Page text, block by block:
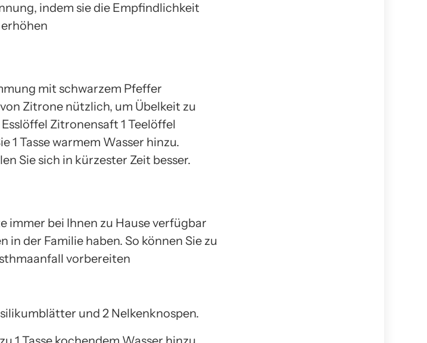
indem sie die Empfindlichkeit
mit schwarzem Pfeffer
Zitrone nützlich, um Übelkeit zu
Zitronensaft 1 Teelöffel
1 Tasse warmem Wasser hinzu.
Sie sich in kürzester Zeit besser.
immer bei Ihnen zu Hause verfügbar
in der Familie haben. So können Sie zu
vorbereiten
und 2 Nelkenknospen.